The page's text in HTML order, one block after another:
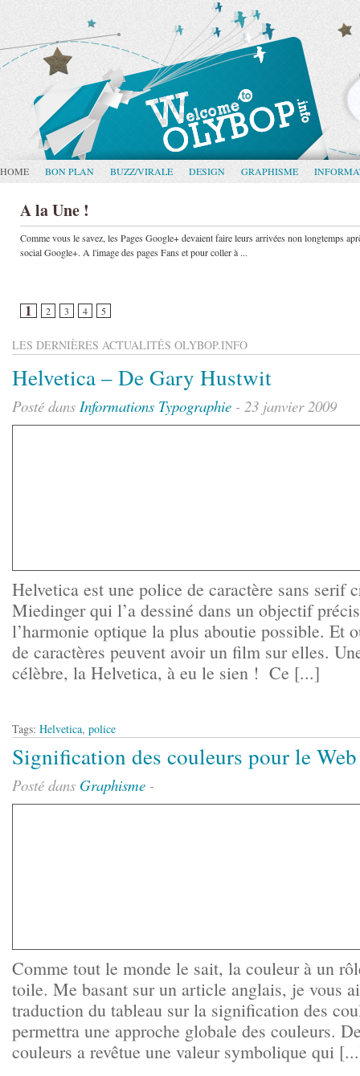
HOME BON PLAN BUZZ/VIRALE DESIGN GRAPHISME
A la Une !
Comme vous le savez, les Pages Google+ devaient faire leurs arrivées non longtemps
social Google+. A l'image des pages Fans et pour coller à ...
1 2 3 4 5
LES DERNIÈRES ACTUALITÉS OLYBOP.INFO
Helvetica – De Gary Hustwit
Posté dans Informations Typographie - 23 janvier 2009
Helvetica est une police de caractère sans serif
Miedinger qui l’a dessiné dans un objectif
l’harmonie optique la plus aboutie possible. Et
de caractères peuvent avoir un film sur elles.
célèbre, la Helvetica, à eu le sien ! Ce [...]
Tags: Helvetica, police
Signification des couleurs pour le Web
Posté dans Graphisme -
Comme tout le monde le sait, la couleur à un
toile. Me basant sur un article anglais, je vous
traduction du tableau sur la signification des
permettra une approche globale des couleurs.
couleurs a revêtue une valeur symbolique qui